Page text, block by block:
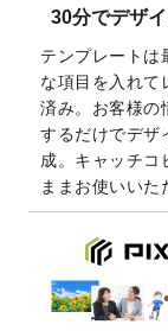
2026/4/23
2026/4/21
2025/12/22
30分でデザ
テンプレートは
な項目を入れて
済み。お客様の
するだけでデザ
成。キャッチコ
ままお使いいた